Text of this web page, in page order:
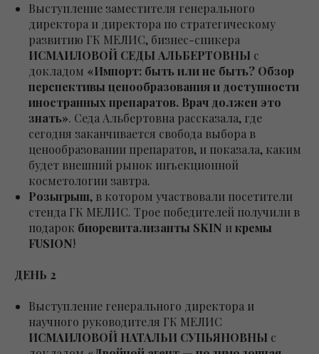
Выступление заместителя генерального
директора и директора по стратегическому
развитию ГК МЕЛИС, бизнес-спикера
ИСМАИЛОВОЙ СЕДЫ АЛЬБЕРТОВНЫ с
докладом «Импорт: быть или не быть? Обзор
перспективы ценообразования и доступности
иностранных препаратов. Врач должен это
знать». Седа Альбертовна рассказала, где
сегодня заканчивается свобода выбора в
ценообразовании препаратов, и показала, каким
будет внешний рынок инъекционной
косметологии завтра.
Розыгрыш, в котором участвовали посетители
стенда ГК МЕЛИС. Трое победителей получили в
подарок биоревитализанты SKIN икремы
FUSION!
ДЕНЬ 2
Выступление генерального директора и
научного руководителя ГК МЕЛИС
ИСМАИЛОВОЙ НАТАЛЬИ СУПЬЯНОВНЫ с